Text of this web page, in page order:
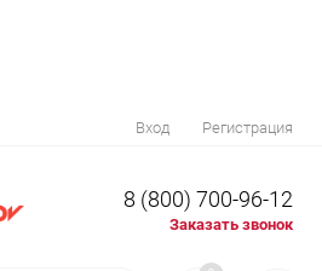
Вход Регистрация
8 (800) 700-96-12
Заказать звонок